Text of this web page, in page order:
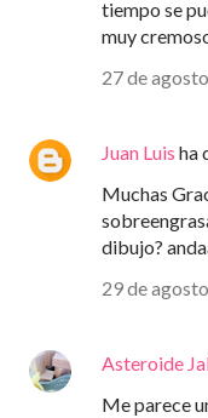
tiempo se
muy
27 de
Juan Luis ha
Muchas
dibujo?
29 de
Asteroide
Me parece